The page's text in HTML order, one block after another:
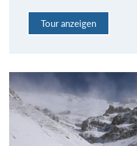
Tour anzeigen